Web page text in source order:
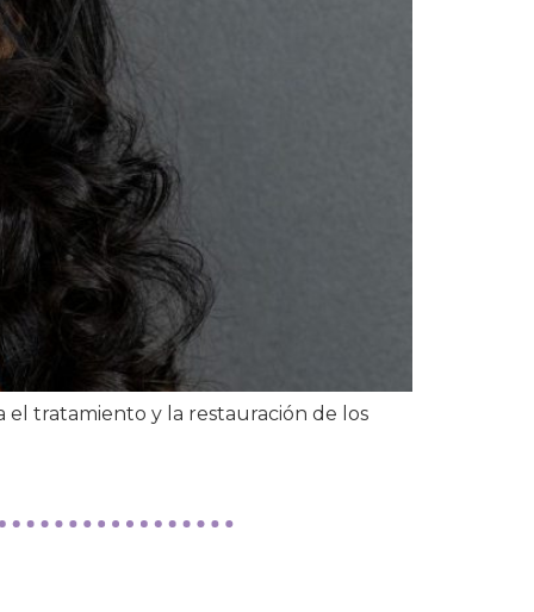
el tratamiento y la restauración de los